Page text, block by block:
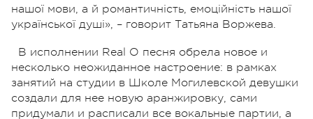
нашої мови, а й романтичність, емоційність нашої
української душі», – говорит Татьяна Воржева.
В исполнении Real O песня обрела новое и
несколько неожиданное настроение: в рамках
занятий на студии в Школе Могилевской девушки
создали для нее новую аранжировку, сами
придумали и расписали все вокальные партии, а